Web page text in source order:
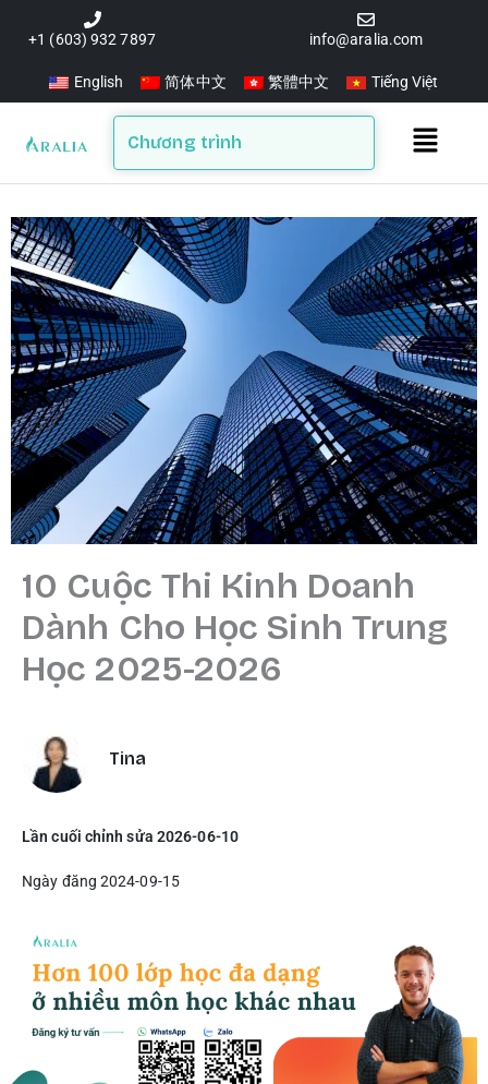
+1 (603) 932 7897 info@aralia.com
English 简体中文 繁體中文 Tiếng Việt
Chương trình
Main
10 Cuộc Thi Kinh Doanh
Dành Cho Học Sinh Trung
Học 2025-2026
Tina
Lần cuối chỉnh sửa 2026-06-10
Ngày đăng 2024-09-15